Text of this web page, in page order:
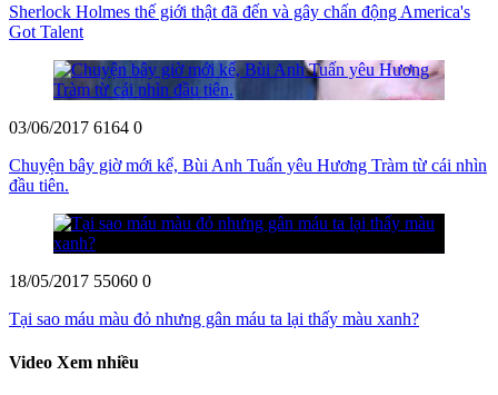
Sherlock Holmes thế giới thật đã đến và gây chấn động America's
Got Talent
03/06/2017 6164 0
Chuyện bây giờ mới kể, Bùi Anh Tuấn yêu Hương Tràm từ cái nhìn
đầu tiên.
18/05/2017 55060 0
Tại sao máu màu đỏ nhưng gân máu ta lại thấy màu xanh?
Video Xem nhiều